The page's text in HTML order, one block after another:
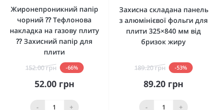
Жиронепроникний папір
чорний ⁇ Тефлонова
накладка на газову плиту
⁇ Захисний папір для
плити
152.00 грн -66%
52.00 грн
- +
Захисна складана панель
з алюмінієвої фольги для
плити 325×840 мм від
бризок жиру
189.20 грн -53%
89.20 грн
- +